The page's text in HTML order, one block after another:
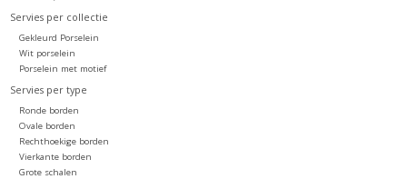
Servies per collectie
Gekleurd Porselein
Wit porselein
Porselein met motief
Servies per type
Ronde borden
Ovale borden
Rechthoekige borden
Vierkante borden
Grote schalen